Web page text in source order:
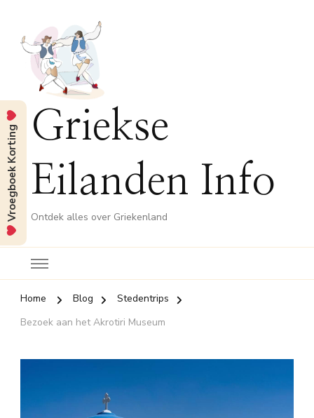
Griekse
Eilanden Info
Ontdek alles over Griekenland
Home Blog
Stedentrips
Bezoek aan het Akrotiri Museum
Vroegboek Korting